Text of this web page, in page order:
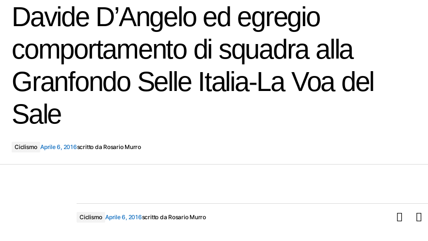
Davide D’Angelo ed egregio
comportamento di squadra alla
Granfondo Selle Italia-La Voa del
Sale
Ciclismo Aprile 6, 2016scritto da Rosario Murro
Ciclismo Aprile 6, 2016scritto da Rosario Murro